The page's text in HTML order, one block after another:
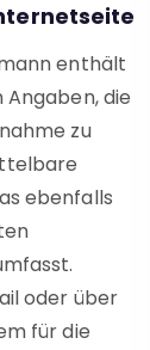
enthält
die
zu
ebenfalls
oder über
für die